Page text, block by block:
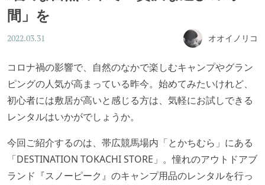
間」を
2022.03.31 オオイノリコ
コロナ禍の影響で、自然のなかで楽しむキャンプやグラン
ピングの人気が高まっている昨今。始めてみたいけれど、
初心者には敷居が高いと感じる方は、気軽にお試しできる
レンタルはいかがでしょうか。
今回ご紹介するのは、帯広競馬場内「とかちむら」にある
「DESTINATION TOKACHI STORE」。憧れのアウトドアブ
ランド『スノーピーク』のキャンプ用品のレンタルを行っ